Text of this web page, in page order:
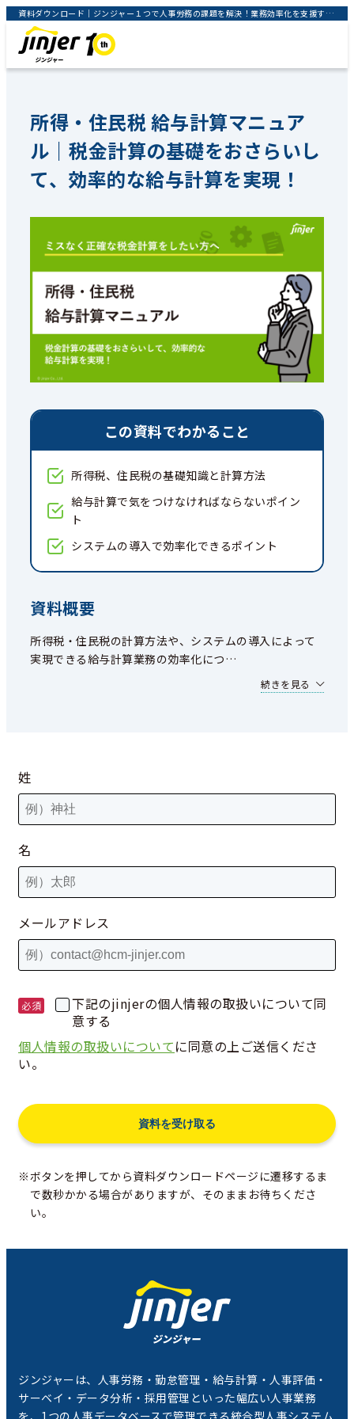
資料ダウンロード｜ジンジャー１つで人事労務の課題を解決！業務効率化を支援するクラウドサービス｜jinjer株式会社
所得・住民税 給与計算マニュア
ル｜税金計算の基礎をおさらいし
て、効率的な給与計算を実現！
この資料でわかること
所得税、住民税の基礎知識と計算方法
給与計算で気をつけなければならないポイン
ト
システムの導入で効率化できるポイント
資料概要
所得税・住民税の計算方法や、システムの導入によって
実現できる給与計算業務の効率化につ…
続きを見る
姓
名
メールアドレス
下記のjinjerの個人情報の取扱いについて同
意する
個人情報の取扱いについてに同意の上ご送信くださ
い。
※ボタンを押してから資料ダウンロードページに遷移するま
で数秒かかる場合がありますが、そのままお待ちくださ
い。
ジンジャーは、人事労務・勤怠管理・給与計算・人事評価・
サーベイ・データ分析・採用管理といった幅広い人事業務